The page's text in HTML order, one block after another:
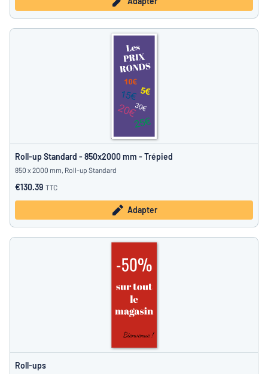
Roll-up Standard - 850x2000 mm - Trépied
850 x 2000 mm, Roll-up Standard
€130.39 TTC
Adapter
Roll-ups